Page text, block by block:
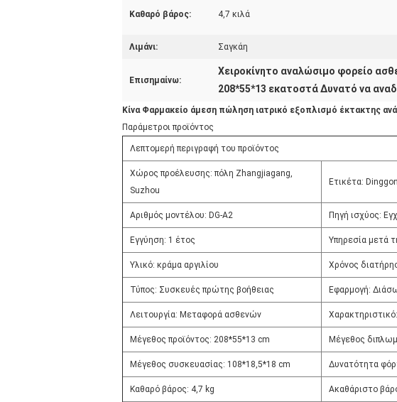
Καθαρό βάρος: 4,7 κιλά
Λιμάνι: Σαγκάη
Επισημαίνω:
Χειροκίνητο αναλώσιμο φορείο
208*55*13 εκατοστά Δυνατό να
Κίνα Φαρμακείο άμεση πώληση ιατρικό εξοπλισμό έκτακτης
Παράμετροι προϊόντος
Λεπτομερή περιγραφή του προϊόντος
Χώρος προέλευσης: πόλη Zhangjiagang,
Suzhou
Ετικέτα:
Αριθμός μοντέλου: DG-A2 Πηγή ισχύος:
Εγγύηση: 1 έτος Υπηρεσία μετά
Υλικό: κράμα αργιλίου Χρόνος
Τύπος: Συσκευές πρώτης βοήθειας Εφαρμογή:
Λειτουργία: Μεταφορά ασθενών
Μέγεθος προϊόντος: 208*55*13 cm Μέγεθος
Μέγεθος συσκευασίας: 108*18,5*18 cm Δυνατότητα
Καθαρό βάρος: 4,7 kg Ακαθάριστο